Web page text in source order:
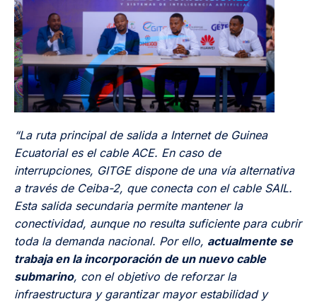
“La ruta principal de salida a Internet de Guinea
Ecuatorial es el cable ACE. En caso de
interrupciones, GITGE dispone de una vía alternativa
a través de Ceiba-2, que conecta con el cable SAIL.
Esta salida secundaria permite mantener la
conectividad, aunque no resulta suficiente para cubrir
toda la demanda nacional. Por ello, actualmente se
trabaja en la incorporación de un nuevo cable
submarino, con el objetivo de reforzar la
infraestructura y garantizar mayor estabilidad y